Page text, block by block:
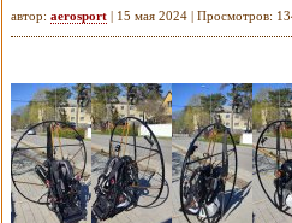
автор: aerosport | 15 мая 2024 | Просмотров: